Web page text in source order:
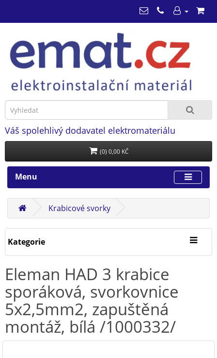
Váš spolehlivý dodavatel elektromateriálu
(0) 0,00 KČ
Menu
Krabicové svorky
Kategorie
Eleman HAD 3 krabice
sporáková, svorkovnice
5x2,5mm2, zapuštěná
montáž, bílá /1000332/